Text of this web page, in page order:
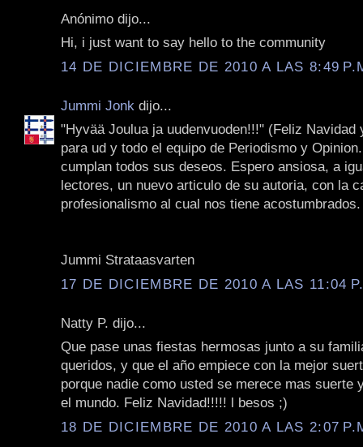
Anónimo dijo...
Hi, i just want to say hello to the community
14 DE DICIEMBRE DE 2010 A LAS 8:49
Jummi Jonk dijo...
‎"Hyvää Joulua ja uudenvuoden!!!" (Feliz Navidad
para ud y todo el equipo de Periodismo y
cumplan todos sus deseos. Espero ansiosa, a
lectores, un nuevo articulo de su autoria, con la
profesionalismo al cual nos tiene
Jummi Strataasvarten
17 DE DICIEMBRE DE 2010 A LAS 11:04
Natty P. dijo...
Que pase unas fiestas hermosas junto a su
queridos, y que el año empiece con la mejor
porque nadie como usted se merece mas suerte
el mundo. Feliz Navidad!!!!! l besos ;)
18 DE DICIEMBRE DE 2010 A LAS 2:07